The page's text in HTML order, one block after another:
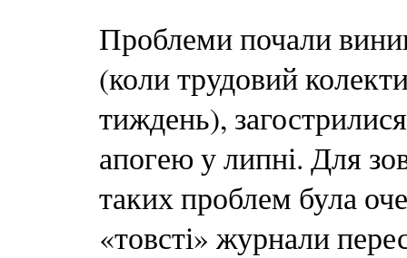
Проблеми почали
(коли трудовий
тиждень),
апогею у липні. Для
таких проблем була
«товсті» журнали